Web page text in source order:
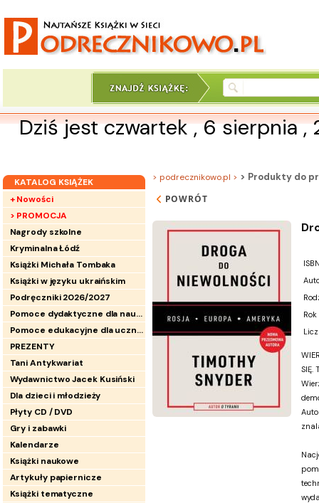
Dziś jest czwartek , 6 sierpnia
KATALOG KSIĄŻEK
+ Nowości
> PROMOCJA
Nagrody szkolne
Kryminalna Łódź
Książki Michała Tombaka
Książki w języku ukraińskim
Podręczniki 2026/2027
Pomoce dydaktyczne dla nauczycieli
Pomoce edukacyjne dla uczniów
PREZENTY
Tani Antykwariat
Wydawnictwo Jacek Kusiński
Dla dzieci i młodzieży
Płyty CD / DVD
Gry i zabawki
Kalendarze
Książki naukowe
Artykuły papiernicze
Książki tematyczne
> podrecznikowo.pl > > Produkty do
POWRÓT
SIĘ.